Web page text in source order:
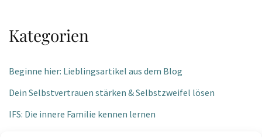
Kategorien
Beginne hier: Lieblingsartikel aus dem Blog
Dein Selbstvertrauen stärken & Selbstzweifel lösen
IFS: Die innere Familie kennen lernen